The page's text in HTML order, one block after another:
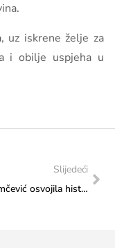
uz iskrene želje za
i obilje uspjeha u
Slijedeći
Lejla Njemčević osvojila historijsku 15. medalju na Svjetskom kupu